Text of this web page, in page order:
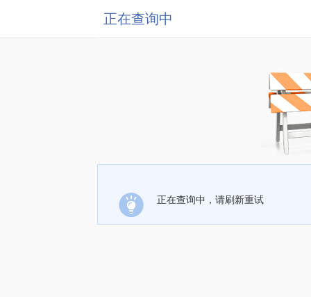
正在查询中
正在查询中，请刷新重试